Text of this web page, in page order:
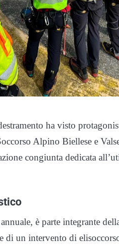
ha visto
Alpino Biellese e
congiunta dedicata
è parte integrante
di un intervento di